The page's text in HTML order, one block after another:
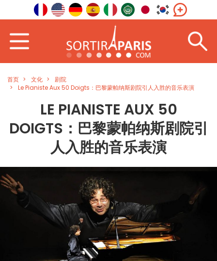
首页 文化
剧院
Le Pianiste Aux 50 Doigts：巴黎蒙帕纳斯剧院引人入胜的音乐表演
LE PIANISTE AUX 50
DOIGTS：巴黎蒙帕纳斯剧院引
人入胜的音乐表演